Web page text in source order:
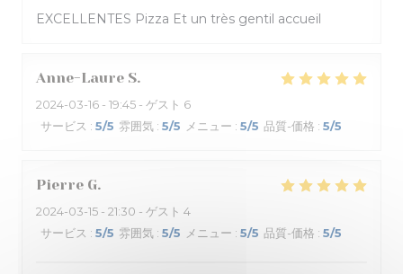
EXCELLENTES Pizza Et un très gentil accueil
Anne-Laure S
2024-03-16 - 19:45 - ゲスト 6
サービス : 5/5 雰囲気 : 5/5 メニュー : 5/5 品質-価格 : 5/5
Pierre G
2024-03-15 - 21:30 - ゲスト 4
サービス : 5/5 雰囲気 : 5/5 メニュー : 5/5 品質-価格 : 5/5